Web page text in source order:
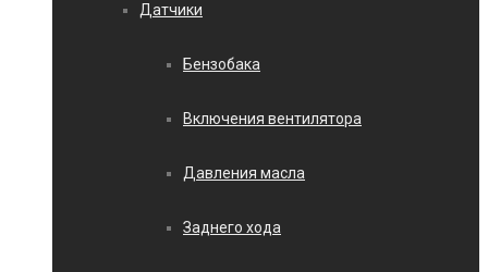
Датчики
Бензобака
Включения вентилятора
Давления масла
Заднего хода